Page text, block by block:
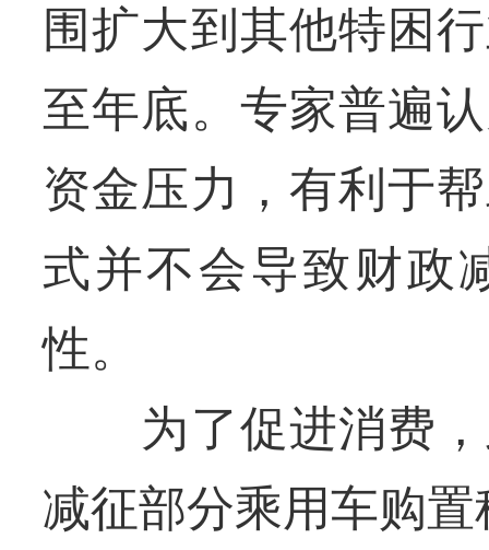
围扩大到其他特困
至年底。专家普遍
资金压力，有利于
式并不会导致财政
性。
为了促进消费，
减征部分乘用车购置